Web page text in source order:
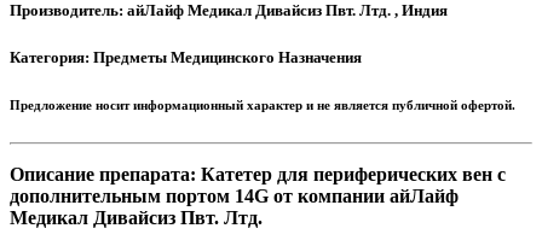
Производитель: айЛайф Медикал Дивайсиз Пвт. Лтд. , Индия
Категория: Предметы Медицинского Назначения
Предложение носит информационный характер и не является публичной офертой.
Описание препарата: Катетер для периферических вен с
дополнительным портом 14G от компании айЛайф
Медикал Дивайсиз Пвт. Лтд.